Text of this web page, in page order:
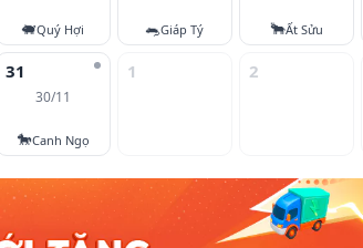
🐖Quý Hợi 🐀Giáp Tý 🐂Ất Sửu
31
30/11
🐎Canh Ngọ
1 2